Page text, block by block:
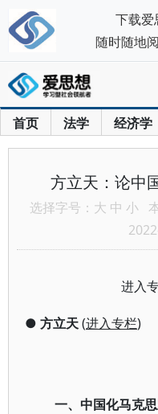
首页 法学 经济学
方立天：论中
选择字号： 大 中 小
进入
● 方立天(进入专栏)
一、中国化马克
下载爱
随时随地